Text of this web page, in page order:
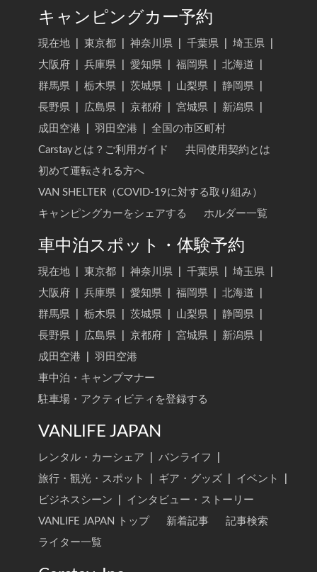
キャンピングカー予約
現在地 東京都 神奈川県 千葉県 埼玉県
大阪府
兵庫県 愛知県 福岡県 北海道
群馬県
栃木県 茨城県 山梨県 静岡県
長野県
広島県 京都府 宮城県 新潟県
成田空港
羽田空港
全国の市区町村
Carstayとは？ご利用ガイド
共同使用契約とは
初めて運転される方へ
VAN SHELTER（COVID-19に対する取り組み）
キャンピングカーをシェアする
ホルダー一覧
車中泊スポット・体験予約
現在地 東京都 神奈川県 千葉県 埼玉県
大阪府
兵庫県 愛知県 福岡県 北海道
群馬県
栃木県 茨城県 山梨県 静岡県
長野県
広島県 京都府 宮城県 新潟県
成田空港
羽田空港
車中泊・キャンプマナー
駐車場・アクティビティを登録する
VANLIFE JAPAN
レンタル・カーシェア バンライフ
旅行・観光・スポット
ギア・グッズ イベント
ビジネスシーン
インタビュー・ストーリー
VANLIFE JAPAN トップ
新着記事
記事検索
ライター一覧